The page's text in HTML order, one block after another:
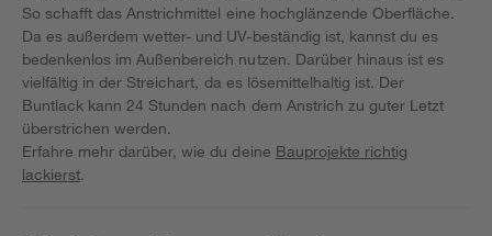
So schafft das Anstrichmittel eine hochglänzende Oberfläche.
Da es außerdem wetter- und UV-beständig ist, kannst du es
bedenkenlos im Außenbereich nutzen. Darüber hinaus ist es
vielfältig in der Streichart, da es lösemittelhaltig ist. Der
Buntlack kann 24 Stunden nach dem Anstrich zu guter Letzt
überstrichen werden.
Erfahre mehr darüber, wie du deine Bauprojekte richtig
lackierst.